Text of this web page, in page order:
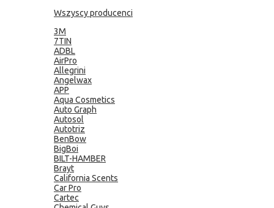
Wszyscy producenci
3M
7TIN
ADBL
AirPro
Allegrini
Angelwax
APP
Aqua Cosmetics
Auto Graph
Autosol
Autotriz
BenBow
BigBoi
BILT-HAMBER
Brayt
California Scents
Car Pro
Cartec